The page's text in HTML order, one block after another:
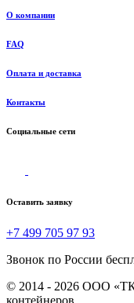
О компании
FAQ
Оплата и доставка
Контакты
Социальные сети
Оставить заявку
+7 499 705 97 93
Звонок по России
© 2014 - 2026 ООО
контейнеров